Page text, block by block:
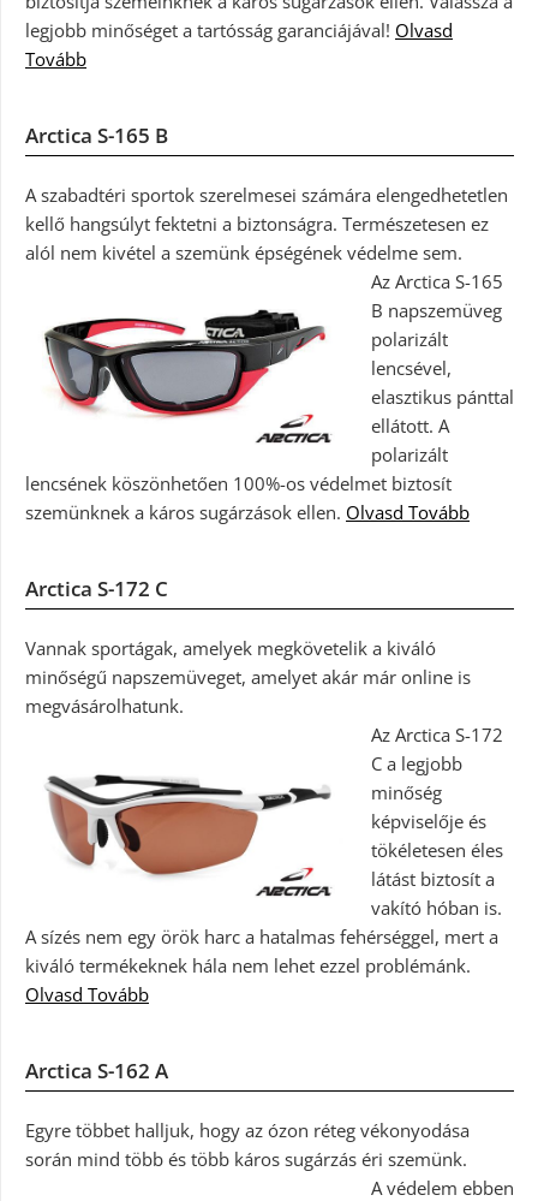
legjobb minőséget a tartósság garanciájával! Olvasd
Tovább
Arctica S-165 B
A szabadtéri sportok szerelmesei számára elengedhetetlen
kellő hangsúlyt fektetni a biztonságra. Természetesen ez
alól nem kivétel a szemünk épségének védelme sem.
Az Arctica S-165
B napszemüveg
polarizált
lencsével,
elasztikus pánttal
ellátott. A
polarizált
lencsének köszönhetően 100%-os védelmet biztosít
szemünknek a káros sugárzások ellen. Olvasd Tovább
Arctica S-172 C
Vannak sportágak, amelyek megkövetelik a kiváló
minőségű napszemüveget, amelyet akár már online is
megvásárolhatunk.
Az Arctica S-172
C a legjobb
minőség
képviselője és
tökéletesen éles
látást biztosít a
vakító hóban is.
A sízés nem egy örök harc a hatalmas fehérséggel, mert a
kiváló termékeknek hála nem lehet ezzel problémánk.
Olvasd Tovább
Arctica S-162 A
Egyre többet halljuk, hogy az ózon réteg vékonyodása
során mind több és több káros sugárzás éri szemünk.
A védelem ebben